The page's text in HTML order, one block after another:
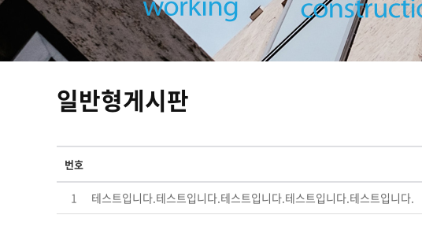
일반형게시판
번호
1 테스트입니다.테스트입니다.테스트입니다.테스트입니다.테스트입니다.